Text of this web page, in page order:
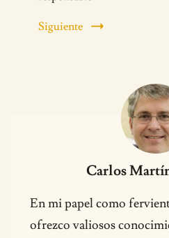
Siguiente
Carlos
En mi papel como
ofrezco valiosos